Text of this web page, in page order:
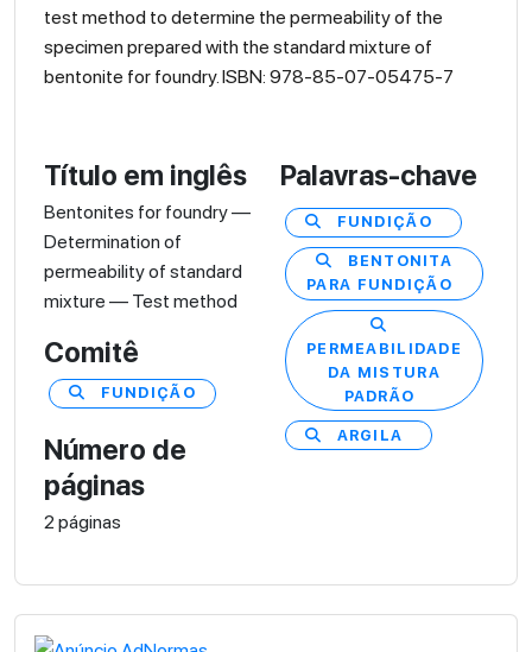
test method to determine the permeability of the
specimen prepared with the standard mixture of
bentonite for foundry. ISBN: 978-85-07-05475-7
Título em inglês
Bentonites for foundry —
Determination of
permeability of standard
mixture — Test method
Comitê
FUNDIÇÃO
Número de
páginas
2 páginas
Palavras-chave
FUNDIÇÃO
BENTONITA
PARA FUNDIÇÃO
PERMEABILIDADE
DA MISTURA
PADRÃO
ARGILA